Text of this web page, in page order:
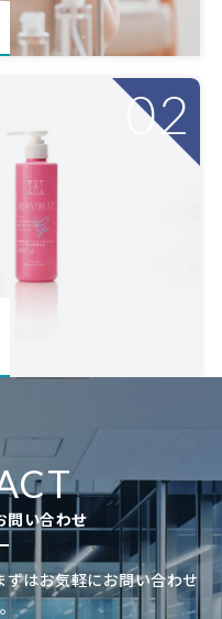
02
問い合わせ
はお気軽にお問い合わせ